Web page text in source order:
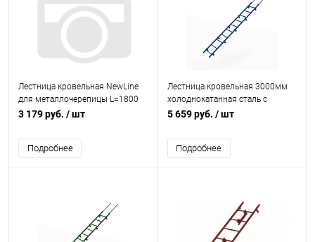
Лестница кровельная NewLine
для металлочерепицы L=1800
мм, b=350 RAL 6005 (Зеленый)
3 179 руб. / шт
Подробнее
Лестница кровельная 3000мм
холоднокатанная сталь с
порошковым покрытием RAL
5 659 руб. / шт
Подробнее